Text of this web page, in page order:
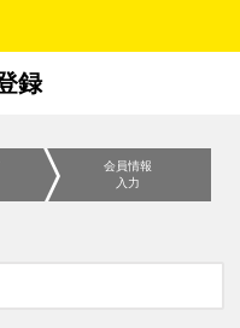
録
会員情報
入力